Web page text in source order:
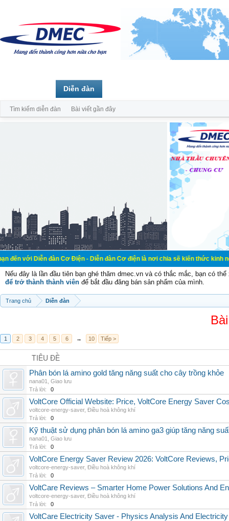
đàn Cơ Điện - Diễn đàn Cơ điện là nơi chia sẽ kiến thức kinh nghiệm
Nếu đây là lần đầu tiên bạn ghé thăm dmec.vn và có thắc mắc, bạn có
để trở thành thành viên để bắt đầu đăng bán sản phẩm của mình.
Trang chủ Diễn đàn
1 2 3 4 5 6 → 10 Tiếp >
TIÊU ĐỀ
Phân bón lá amino gold tăng năng suất cho cây trồng khỏe
nana01
Giao lưu
Trả lời:
0
VoltCore Official Website: Price, VoltCore Energy Saver
voltcore-energy-saver, Điều hoà không khí
Trả lời:
0
Kỹ thuật sử dụng phân bón lá amino ga3 giúp tăng năng
nana01
Giao lưu
Trả lời:
0
VoltCore Energy Saver Review 2026: VoltCore Reviews,
voltcore-energy-saver, Điều hoà không khí
Trả lời:
0
VoltCare Reviews – Smarter Home Power Solutions And
voltcore-energy-saver, Điều hoà không khí
Trả lời:
0
VoltCare Electricity Saver - Physics Analysis And
Diễn đàn
Tìm kiếm diễn đàn Bài viết gần đây